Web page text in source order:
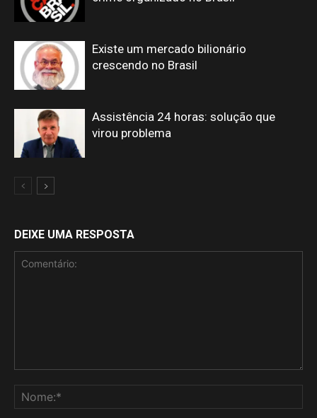
Existe um mercado bilionário
crescendo no Brasil
Assistência 24 horas: solução que
virou problema
DEIXE UMA RESPOSTA